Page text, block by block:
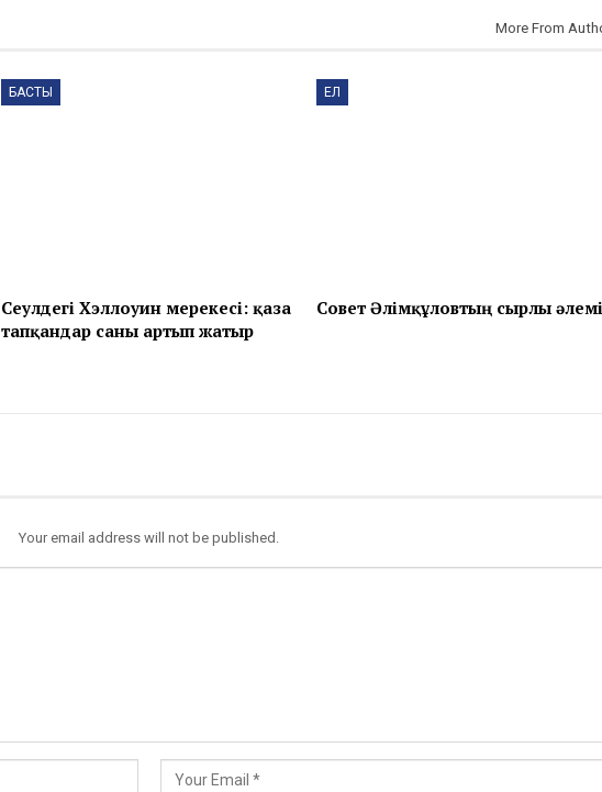
More From
БАСТЫ
Сеулдегі Хэллоуин мерекесі: қаза
тапқандар саны артып жатыр
ЕЛ
Совет Әлімқұловтың сырлы әлемі
Your email address will not be published.